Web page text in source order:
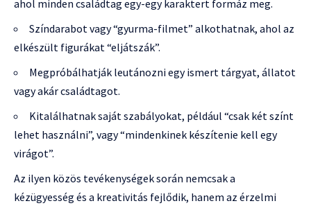
ahol minden családtag egy-egy karaktert formáz meg.
Színdarabot vagy “gyurma-filmet” alkothatnak, ahol az
elkészült figurákat “eljátszák”.
Megpróbálhatják leutánozni egy ismert tárgyat, állatot
vagy akár családtagot.
Kitalálhatnak saját szabályokat, például “csak két színt
lehet használni”, vagy “mindenkinek készítenie kell egy
virágot”.
Az ilyen közös tevékenységek során nemcsak a
kézügyesség és a kreativitás fejlődik, hanem az érzelmi